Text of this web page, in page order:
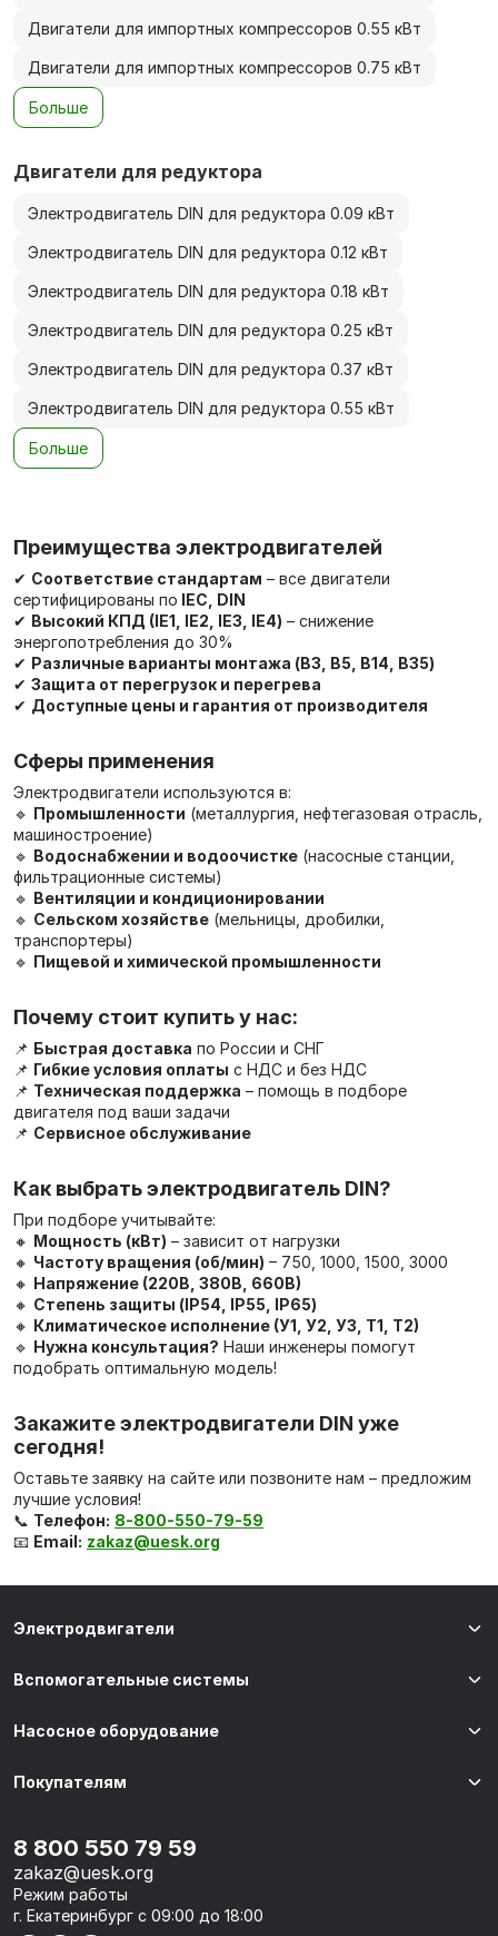
Двигатели для импортных компрессоров 0.55 кВт
Двигатели для импортных компрессоров 0.75 кВт
Больше
Двигатели для редуктора
Электродвигатель DIN для редуктора 0.09 кВт
Электродвигатель DIN для редуктора 0.12 кВт
Электродвигатель DIN для редуктора 0.18 кВт
Электродвигатель DIN для редуктора 0.25 кВт
Электродвигатель DIN для редуктора 0.37 кВт
Электродвигатель DIN для редуктора 0.55 кВт
Больше
Преимущества электродвигателей
✔ Соответствие стандартам – все двигатели
сертифицированы по IEC, DIN
✔ Высокий КПД (IE1, IE2, IE3, IE4) – снижение
энергопотребления до 30%
✔ Различные варианты монтажа (B3, B5, B14, B35)
✔ Защита от перегрузок и перегрева
✔ Доступные цены и гарантия от производителя
Сферы применения
Электродвигатели используются в:
🔹 Промышленности (металлургия, нефтегазовая отрасль,
машиностроение)
🔹 Водоснабжении и водоочистке (насосные станции,
фильтрационные системы)
🔹 Вентиляции и кондиционировании
🔹 Сельском хозяйстве (мельницы, дробилки,
транспортеры)
🔹 Пищевой и химической промышленности
Почему стоит купить у нас:
📌 Быстрая доставка по России и СНГ
📌 Гибкие условия оплаты с НДС и без НДС
📌 Техническая поддержка – помощь в подборе
двигателя под ваши задачи
📌 Сервисное обслуживание
Как выбрать электродвигатель DIN?
При подборе учитывайте:
🔸 Мощность (кВт) – зависит от нагрузки
🔸 Частоту вращения (об/мин) – 750, 1000, 1500, 3000
🔸 Напряжение (220В, 380В, 660В)
🔸 Степень защиты (IP54, IP55, IP65)
🔸 Климатическое исполнение (У1, У2, У3, Т1, Т2)
🔹 Нужна консультация? Наши инженеры помогут
подобрать оптимальную модель!
Закажите электродвигатели DIN уже
сегодня!
Оставьте заявку на сайте или позвоните нам – предложим
лучшие условия!
📞 Телефон: 8-800-550-79-59
📧 Email: zakaz@uesk.org
Электродвигатели
Вспомогательные системы
Насосное оборудование
Покупателям
8 800 550 79 59
zakaz@uesk.org
Режим работы
г. Екатеринбург с 09:00 до 18:00